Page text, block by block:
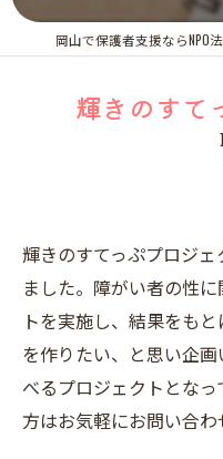
輝きのすて
輝きのすてっぷプロジェ
ました。障がい者の性
トを実施し、結果をも
を作りたい、と思い企
べるプロジェクトとな
方はお気軽にお問い合わ